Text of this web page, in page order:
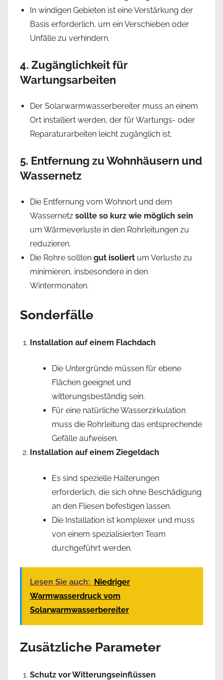
In windigen Gebieten ist eine Verstärkung der
Basis erforderlich, um ein Verschieben oder
Unfälle zu verhindern.
4. Zugänglichkeit für
Wartungsarbeiten
Der Solarwarmwasserbereiter muss an einem
Ort installiert werden, der für Wartungs- oder
Reparaturarbeiten leicht zugänglich ist.
5. Entfernung zu Wohnhäusern und
Wassernetz
Die Entfernung vom Wohnort und dem
Wassernetz sollte so kurz wie möglich sein
um Wärmeverluste in den Rohrleitungen zu
reduzieren.
Die Rohre sollten gut isoliert um Verluste zu
minimieren, insbesondere in den
Wintermonaten.
Sonderfälle
Installation auf einem Flachdach
Die Untergründe müssen für ebene
Flächen geeignet und
witterungsbeständig sein.
Für eine natürliche Wasserzirkulation
muss die Rohrleitung das entsprechende
Gefälle aufweisen.
Installation auf einem Ziegeldach
Es sind spezielle Halterungen
erforderlich, die sich ohne Beschädigung
an den Fliesen befestigen lassen.
Die Installation ist komplexer und muss
von einem spezialisierten Team
durchgeführt werden.
Lesen Sie auch: Niedriger
Warmwasserdruck vom
Solarwarmwasserbereiter
Zusätzliche Parameter
Schutz vor Witterungseinflüssen